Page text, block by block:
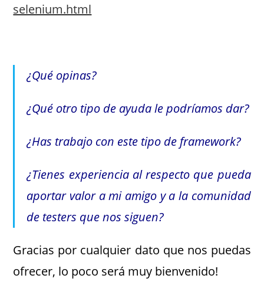
selenium.html
¿Qué opinas?
¿Qué otro tipo de ayuda le podríamos dar?
¿Has trabajo con este tipo de framework?
¿Tienes experiencia al respecto que pueda
aportar valor a mi amigo y a la comunidad
de testers que nos siguen?
Gracias por cualquier dato que nos puedas
ofrecer, lo poco será muy bienvenido!